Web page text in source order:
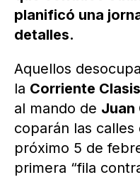
planificó una
detalles.
Aquellos
la Corriente
al mando de Juan
coparán las
próximo 5 de
primera “fila